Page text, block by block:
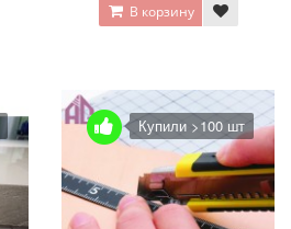
В корзину
Купили >100 шт